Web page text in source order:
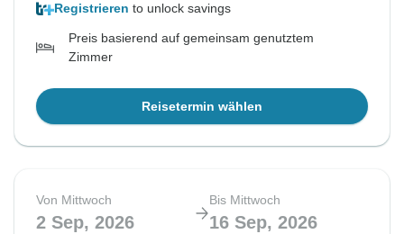
Registrieren to unlock savings
Preis basierend auf gemeinsam genutztem
Zimmer
Reisetermin wählen
Von Mittwoch
2 Sep, 2026
Bis Mittwoch
16 Sep, 2026